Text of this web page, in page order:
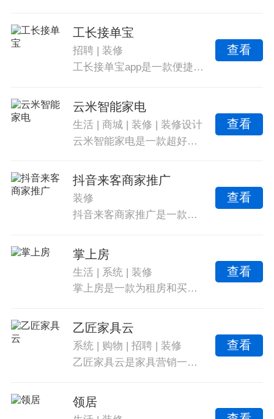
工长接单宝
招聘
装修
工长接单宝app是一款便捷的装修订单手机软件，提供全面的订单信息和多种接单方式，实时满足用户需求。获取优质装修线索、附近师傅极速接单和直观的订单信息展示。通过平台找到专业活，随时选择上门预约报价和开启多种工种选择。
查看
云米智能家电
生活 |商城 | 装修 | 装修设计
云米智能家电是一款超好用的一站式全屋智能软件，通过精准的设备控制、智能场景设置和设备分享等，让你的家变得更加智能。提供商城活动和发现版块，包括新人活动、限时秒杀、好物拼团等，方便用户购买家电和获取智能装修攻略。
查看
抖音来客商家推广
装修
抖音来客商家推广是一款帮助商户入驻抖音平台并进行店铺运营管理的推广app。它通过门店的入驻管理和信息提供营销推广服务，让商家根据抖音的流量更好地管理店铺，从而提高店铺收益。这款软件提供了门店管理、营销推广、数据分析和交易提现等。
查看
掌上房
生活 | 系统 | 装修
掌上房是一款为租房和买房用户设计的服务软件，提供全面的房屋资源和便捷的搜索功能，安全可靠。页面简洁明了，房源信息详尽且图片高清，用户可在线查看和购买。特色功能包括精确计算房贷和税费以及月供，满足不同用户需求。使用该软件可为生活带来巨大便利，用户还可轻松发布房源、咨询客服解决问题。
查看
乙匠家具云
系统 | 购物 |招聘 | 装修
乙匠家具云是家具营销一站式服务系统，提供时尚高端家具产品更新、家具供需、推广、贸易、品牌、展览、招聘、人才、知识等全方位服务，让用户轻松购买，满足商家需求。软件实现一键拍照上传销售、方便搜索优选商品，主要提供家具销售和异地配送服务，以及各电商特惠商品销售。
查看
领居